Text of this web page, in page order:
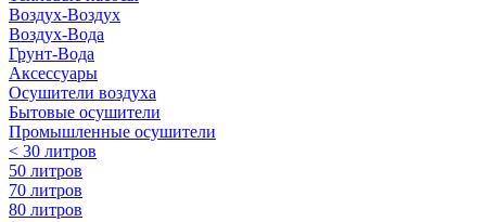
Воздух-Воздух
Воздух-Вода
Грунт-Вода
Аксессуары
Осушители воздуха
Бытовые осушители
Промышленные осушители
< 30 литров
50 литров
70 литров
80 литров